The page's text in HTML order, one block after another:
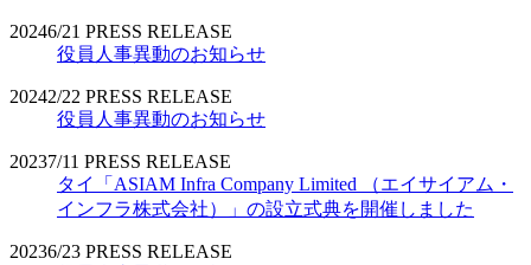
20246/21 PRESS RELEASE
役員人事異動のお知らせ
20242/22 PRESS RELEASE
役員人事異動のお知らせ
20237/11 PRESS RELEASE
タイ「ASIAM Infra Company Limited （エイサイアム・
インフラ株式会社）」の設立式典を開催しました
20236/23 PRESS RELEASE